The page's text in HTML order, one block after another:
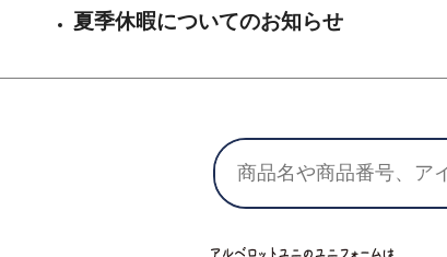
夏季休暇についてのお知らせ